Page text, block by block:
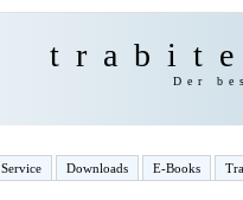
Der
Service Downloads E-Books